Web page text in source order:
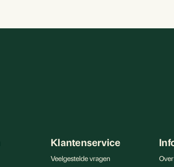
Klantenservice
Veelgestelde vragen